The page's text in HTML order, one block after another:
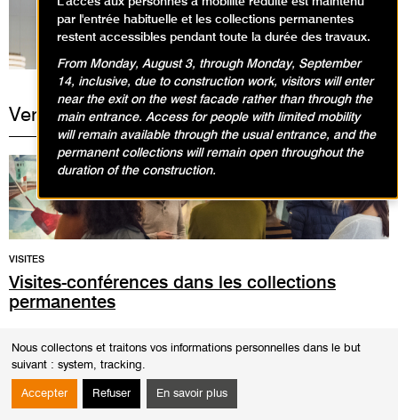
Nous collectons et traitons vos informations personnelles dans le but
suivant : system, tracking.
Accepter Refuser En savoir plus
Vendredi 18 avril 2025
Visites-conférences dans les collections
permanentes
VISITES
12h30Durée1h30
musée. Cette rencontre est également l'occasion d'un échange autour
des oeuvres.
par l'entrée habituelle et les collections permanentes
restent accessibles pendant toute la durée des travaux.
From Monday, August 3, through Monday, September
14, inclusive, due to construction work, visitors will enter
near the exit on the west facade rather than through the
main entrance. Access for people with limited mobility
will remain available through the usual entrance, and the
permanent collections will remain open throughout the
duration of the construction.